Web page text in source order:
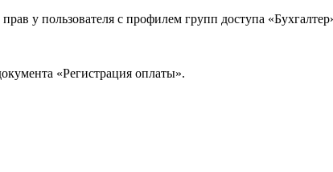
у пользователя с профилем групп доступа
«Регистрация оплаты».